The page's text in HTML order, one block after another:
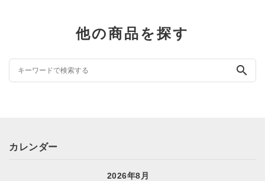
他の商品を探す
search
カレンダー
2026年8月